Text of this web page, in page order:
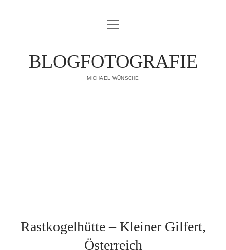
IMPRESSUM
Menü
öffnen
BLOGFOTOGRAFIE
MICHAEL WÜNSCHE
Rastkogelhütte – Kleiner Gilfert,
Österreich